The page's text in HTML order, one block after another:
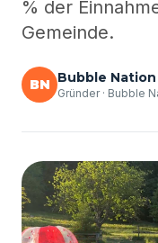
% der
Gemeinde.
BN Bubble Nation
Gründer · Bubble